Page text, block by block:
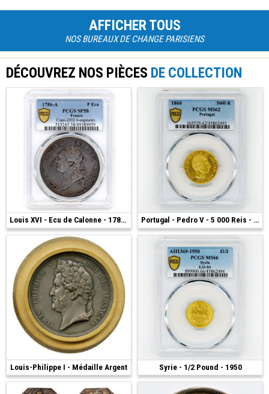
AFFICHER TOUS
NOS BUREAUX DE CHANGE PARISIENS
DÉCOUVREZ NOS PIÈCES DE COLLECTION
Louis XVI - Ecu de Calonne - 1786 - Paris
4 000 € Portugal - Pedro V - 5 000 Reis - 1860
1 600 €
Louis-Philippe I - Médaille Argent
200 € Syrie - 1/2 Pound - 1950
1 300 €